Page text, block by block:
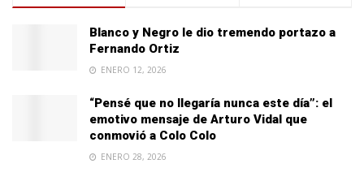
Blanco y Negro le dio tremendo portazo a
Fernando Ortiz
ENERO 12, 2026
“Pensé que no llegaría nunca este día”: el
emotivo mensaje de Arturo Vidal que
conmovió a Colo Colo
ENERO 28, 2026